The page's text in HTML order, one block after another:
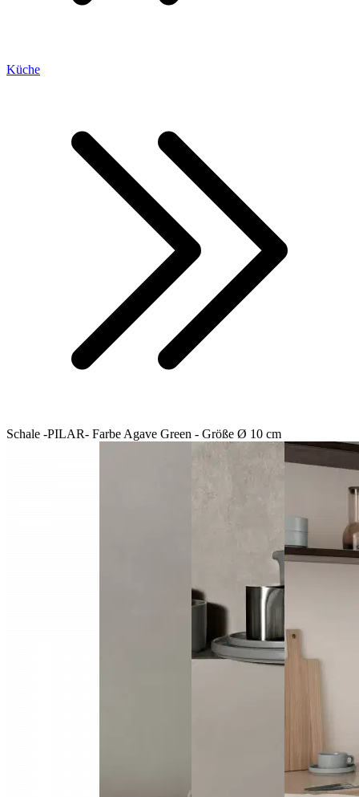
Küche
Schale -PILAR- Farbe Agave Green - Größe Ø 10 cm